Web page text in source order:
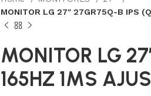
MONITOR LG 27″ 27GR75Q-B IPS
MONITOR LG
165HZ 1MS